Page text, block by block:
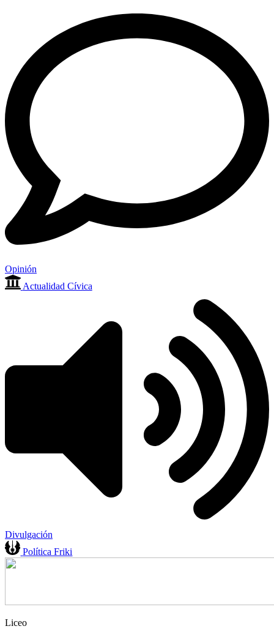
Opinión
Actualidad Cívica
Divulgación
Política Friki
Liceo